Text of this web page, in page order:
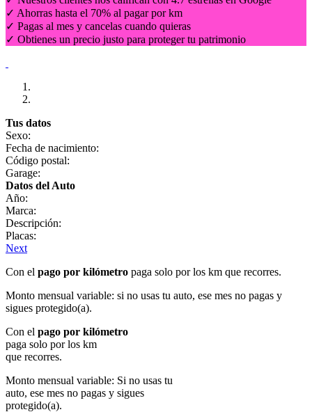
✓ Ahorras hasta el 70% al pagar por km
✓ Pagas al mes y cancelas cuando quieras
✓ Obtienes un precio justo para proteger tu patrimonio
Tus datos
Sexo:
Fecha de nacimiento:
Código postal:
Garage:
Datos del Auto
Año:
Marca:
Descripción:
Placas:
Next
Con el pago por kilómetro paga solo por los km que recorres.
Monto mensual variable: si no usas tu auto, ese mes no pagas y
sigues protegido(a).
Con el pago por kilómetro
paga solo por los km
que recorres.
Monto mensual variable: Si no usas tu
auto, ese mes no pagas y sigues
protegido(a).